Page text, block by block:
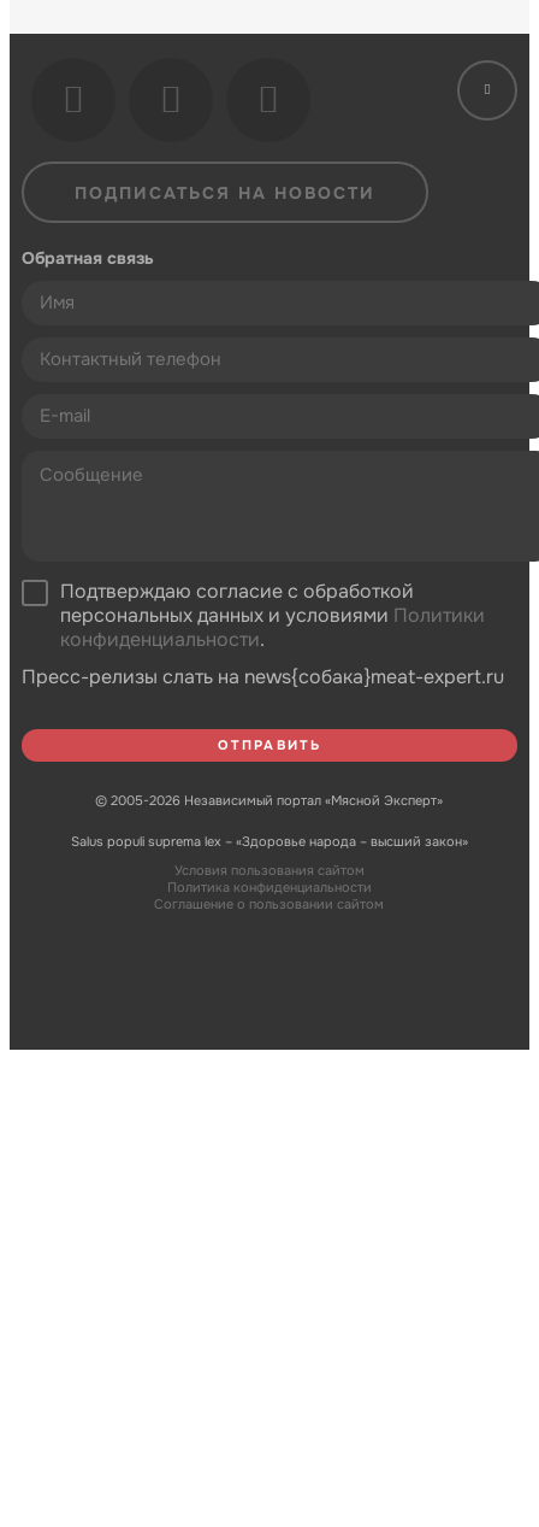
ПОДПИСАТЬСЯ НА НОВОСТИ
Обратная связь
Подтверждаю согласие с обработкой
персональных данных и условиями Политики
конфиденциальности.
Пресс-релизы слать на news{собака}meat-expert.ru
© 2005-2026 Независимый портал «Мясной Эксперт»
Salus populi suprema lex – «Здоровье народа – высший закон»
Условия пользования сайтом
Политика конфиденциальности
Соглашение о пользовании сайтом